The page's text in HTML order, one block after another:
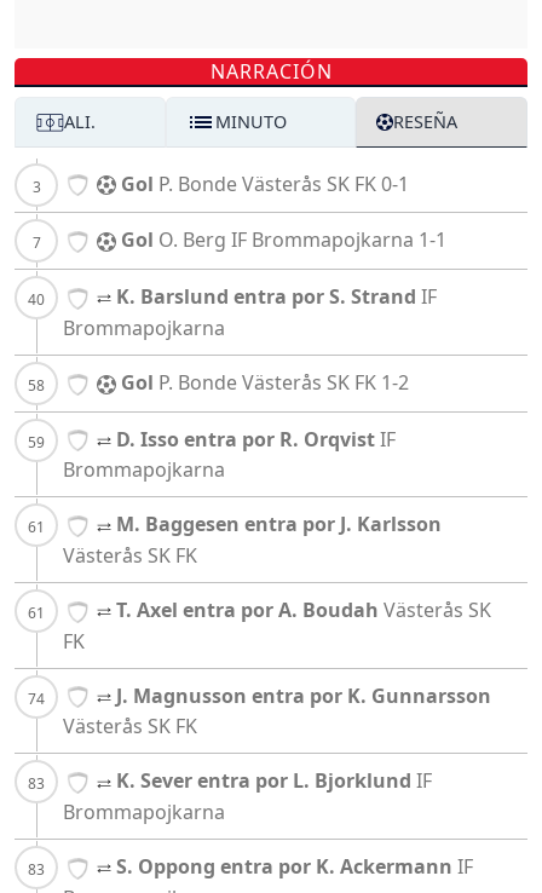
NARRACIÓN
ALI. MINUTO RESEÑA
Gol P. BondeVästerås SK FK0-1
Gol O. Berg IF Brommapojkarna 1-1
K. Barslund entra por S. Strand IF
Brommapojkarna
Gol P. BondeVästerås SK FK 1-2
D. Isso entra por R. OrqvistIF
Brommapojkarna
M. Baggesen entra por J. Karlsson
Västerås SK FK
T. Axel entra por A. Boudah Västerås SK
FK
J. Magnusson entra por K. Gunnarsson
Västerås SK FK
K. Sever entra por L. Bjorklund IF
Brommapojkarna
S. Oppong entra por K. Ackermann IF